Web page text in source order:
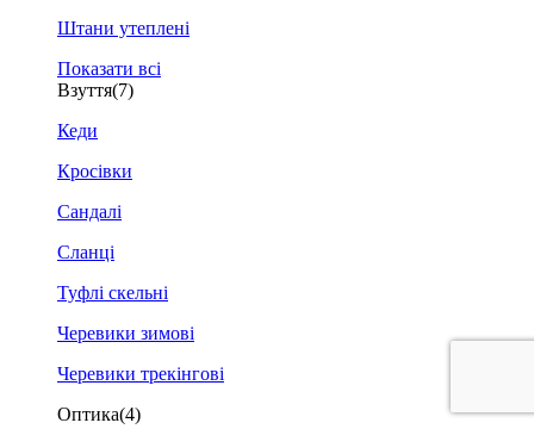
Штани утеплені
Показати всі
Взуття(7)
Кеди
Кросівки
Сандалі
Сланці
Туфлі скельні
Черевики зимові
Черевики трекінгові
Оптика(4)